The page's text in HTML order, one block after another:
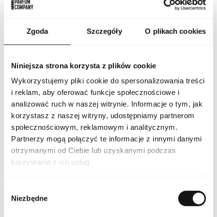
Zgoda Szczegóły O plikach cookies
Niniejsza strona korzysta z plików cookie
Wykorzystujemy pliki cookie do spersonalizowania treści
i reklam, aby oferować funkcje społecznościowe i
analizować ruch w naszej witrynie. Informacje o tym, jak
korzystasz z naszej witryny, udostępniamy partnerom
społecznościowym, reklamowym i analitycznym.
Partnerzy mogą połączyć te informacje z innymi danymi
otrzymanymi od Ciebie lub uzyskanymi podczas
korzystania z ich usług.
zgody
Niezbędne
skóry, dodaje jej blasku i promiennego wyglądu, nie obciążając
jednocześnie matowić strefy problematyczne i podkreślać
naturalny połysk skóry, tworząc efekt zdrowego i świeżego
wykończenia makijażu. Bobbi Brown Nude Finish Illuminating
i stapia się ze skórą, zapewniając długotrwały efekt. Puder
nadaje cerze naturalny, świetlisty wygląd, minimalizując
widoczność drobnych niedoskonałości i nierówności, a jego
uniwersalny odcień Nude pasuje do różnych tonów skóry.
Produkt można stosować samodzielnie dla subtelnego
rozświetlenia lub jako wykończenie makijażu, aby wzmocnić
efekt zdrowej, promiennej skóry. Bobbi Brown Nude Finish
Illuminating Powder 03 Nude to idealne rozwiązanie dla osób
poszukujących naturalnego, świetlistego wykończenia, które
podkreśla piękno skóry każdego dnia.
PARAMETRY